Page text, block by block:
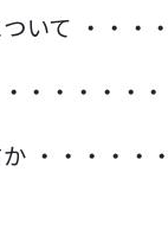
いて
・・・
・・・・・
・・・・・